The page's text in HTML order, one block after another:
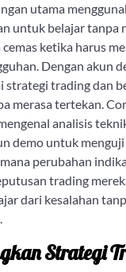
utama
untuk belajar tanpa
cemas ketika harus
Dengan akun
strategi trading dan
merasa tertekan.
analisis
demo untuk
perubahan
trading
dari kesalahan
Strategi